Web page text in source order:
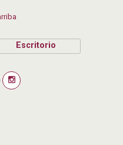
Escritorio